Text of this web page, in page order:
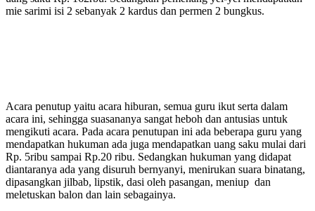
mie sarimi isi 2 sebanyak 2 kardus dan permen 2 bungkus.
Acara penutup yaitu acara hiburan, semua guru ikut serta dalam
acara ini, sehingga suasananya sangat heboh dan antusias untuk
mengikuti acara. Pada acara penutupan ini ada beberapa guru yang
mendapatkan hukuman ada juga mendapatkan uang saku mulai dari
Rp. 5ribu sampai Rp.20 ribu. Sedangkan hukuman yang didapat
diantaranya ada yang disuruh bernyanyi, menirukan suara binatang,
dipasangkan jilbab, lipstik, dasi oleh pasangan, meniup dan
meletuskan balon dan lain sebagainya.